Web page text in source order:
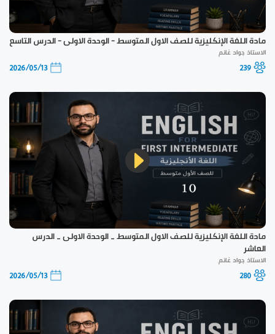
مادة اللغة الإنكليزية للصف الاول المتوسط - الوحدة الاولى - الدرس التاسع
الاستاذ جواد غانم
239
2026/05/13
مادة اللغة الإنكليزية للصف الاول المتوسط _ الوحدة الاولى _ الدرس
العاشر
الاستاذ جواد غانم
280
2026/05/13